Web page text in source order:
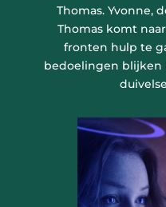
Thomas. Yvonne,
Thomas komt
fronten hulp te
bedoelingen blijken